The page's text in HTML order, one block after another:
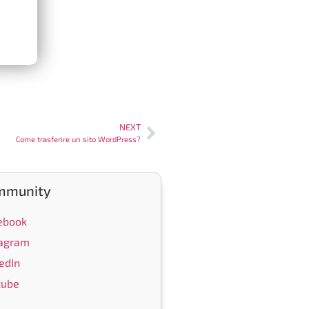
NEXT
Come trasferire un sito WordPress?